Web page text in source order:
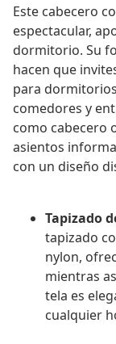
Este cabecero
espectacular,
dormitorio. Su
hacen que
para
comedores y
como cabecero
asientos
con un diseño
Tapizado
tapizado
nylon,
mientras
tela es
cualquier